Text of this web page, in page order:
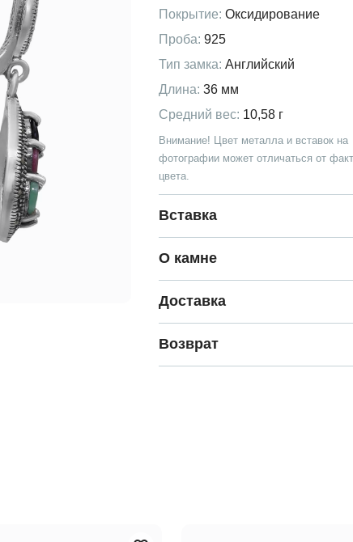
Покрытие: Оксидирование
Проба: 925
Тип замка: Английский
Длина: 36 мм
Средний вес: 10,58 г
Внимание! Цвет металла и вставок на
фотографии может отличаться от
цвета.
Вставка
О камне
Доставка
Возврат